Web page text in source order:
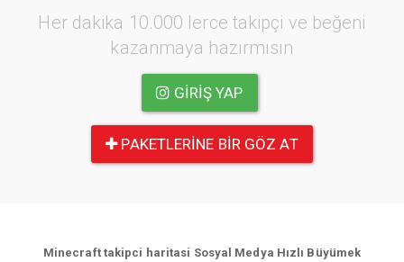
Her dakika 10.000 lerce takipçi ve beğeni
kazanmaya hazırmısın
GIRIŞ YAP
PAKETLERINE BIR GÖZ AT
Minecraft takipci haritasi Sosyal Medya Hızlı Büyümek